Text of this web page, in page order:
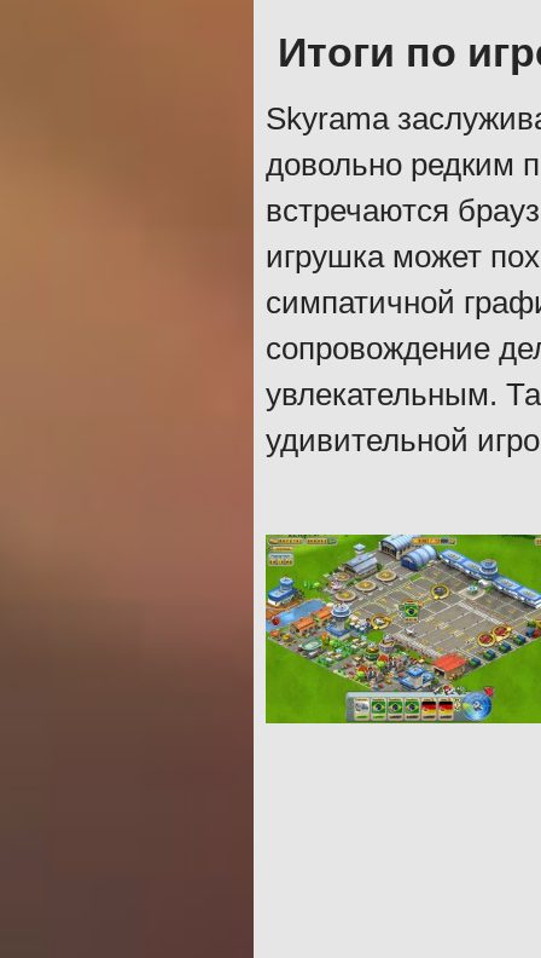
Итоги по
Skyrama
довольно редким
встречаются
игрушка может
симпатичной
сопровождение
увлекательным.
удивительной